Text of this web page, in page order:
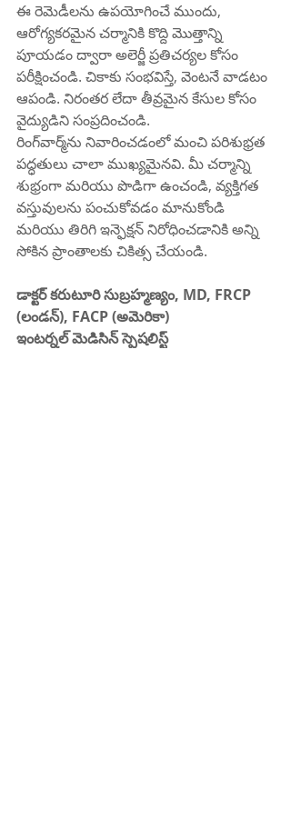
ఈ రెమెడీలను ఉపయోగించే ముందు,
ఆరోగ్యకరమైన చర్మానికి కొద్ది మొత్తాన్ని
పూయడం ద్వారా అలెర్జీ ప్రతిచర్యల కోసం
పరీక్షించండి. చికాకు సంభవిస్తే, వెంటనే వాడటం
ఆపండి. నిరంతర లేదా తీవ్రమైన కేసుల కోసం
వైద్యుడిని సంప్రదించండి.
రింగ్‌వార్మ్‌ను నివారించడంలో మంచి పరిశుభ్రత
పద్ధతులు చాలా ముఖ్యమైనవి. మీ చర్మాన్ని
శుభ్రంగా మరియు పొడిగా ఉంచండి, వ్యక్తిగత
వస్తువులను పంచుకోవడం మానుకోండి
మరియు తిరిగి ఇన్ఫెక్షన్ నిరోధించడానికి అన్ని
సోకిన ప్రాంతాలకు చికిత్స చేయండి.
డాక్టర్ కరుటూరి సుబ్రహ్మణ్యం, MD, FRCP
(లండన్), FACP (అమెరికా)
ఇంటర్నల్ మెడిసిన్ స్పెషలిస్ట్